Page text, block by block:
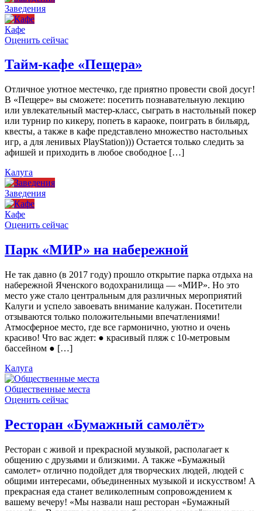
Заведения
Кафе
Оценить сейчас
Тайм-кафе «Пещера»
Отличное уютное местечко, где приятно провести свой досуг!
В «Пещере» вы сможете: посетить познавательную лекцию
или увлекательный мастер-класс, сыграть в настольный покер
или турнир по кикеру, попеть в караоке, поиграть в бильярд,
квесты, а также в кафе представлено множество настольных
игр, а для ленивых PlayStation))) Остается только следить за
афишей и приходить в любое свободное […]
Калуга
Заведения
Кафе
Оценить сейчас
Парк «МИР» на набережной
Не так давно (в 2017 году) прошло открытие парка отдыха на
набережной Яченского водохранилища — «МИР». Но это
место уже стало центральным для различных мероприятий
Калуги и успело завоевать внимание калужан. Посетители
отзываются только положительными впечатлениями!
Атмосферное место, где все гармонично, уютно и очень
красиво! Что вас ждет: ● красивый пляж с 10-метровым
бассейном ● […]
Калуга
Общественные места
Оценить сейчас
Ресторан «Бумажный самолёт»
Ресторан с живой и прекрасной музыкой, располагает к
общению с друзьями и близкими. А также «Бумажный
самолет» отлично подойдет для творческих людей, людей с
общими интересами, объединенных музыкой и искусством! А
прекрасная еда станет великолепным сопровождением к
вашему вечеру! «Мы назвали наш ресторан «Бумажный